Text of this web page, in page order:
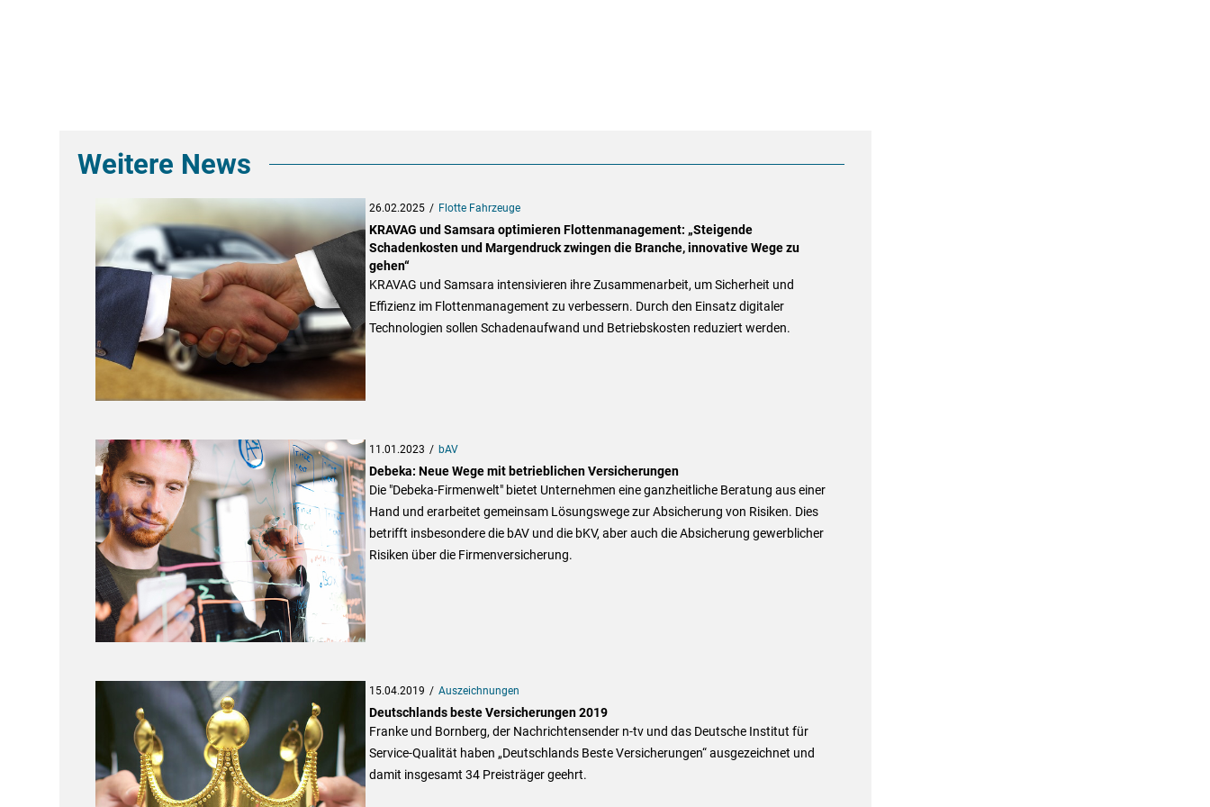
Weitere News
26.02.2025 Flotte Fahrzeuge
KRAVAG und Samsara optimieren Flottenmanagement: „Steigende
Schadenkosten und Margendruck zwingen die Branche, innovative Wege zu
gehen“
KRAVAG und Samsara intensivieren ihre Zusammenarbeit, um Sicherheit und
Effizienz im Flottenmanagement zu verbessern. Durch den Einsatz digitaler
Technologien sollen Schadenaufwand und Betriebskosten reduziert werden.
11.01.2023 bAV
Debeka: Neue Wege mit betrieblichen Versicherungen
Die "Debeka-Firmenwelt" bietet Unternehmen eine ganzheitliche Beratung aus einer
Hand und erarbeitet gemeinsam Lösungswege zur Absicherung von Risiken. Dies
betrifft insbesondere die bAV und die bKV, aber auch die Absicherung gewerblicher
Risiken über die Firmenversicherung.
15.04.2019 Auszeichnungen
Deutschlands beste Versicherungen 2019
Franke und Bornberg, der Nachrichtensender n-tv und das Deutsche Institut für
Service-Qualität haben „Deutschlands Beste Versicherungen“ ausgezeichnet und
damit insgesamt 34 Preisträger geehrt.